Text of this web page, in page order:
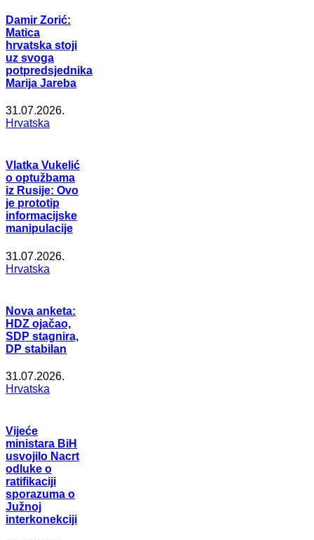
Damir Zorić:
Matica
hrvatska stoji
uz svoga
potpredsjednika
Marija Jareba
31.07.2026.
Hrvatska
Vlatka Vukelić
o optužbama
iz Rusije: Ovo
je prototip
informacijske
manipulacije
31.07.2026.
Hrvatska
Nova anketa:
HDZ ojačao,
SDP stagnira,
DP stabilan
31.07.2026.
Hrvatska
Vijeće
ministara BiH
usvojilo Nacrt
odluke o
ratifikaciji
sporazuma o
Južnoj
interkonekciji